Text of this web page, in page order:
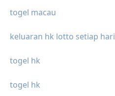
togel macau
keluaran hk lotto setiap hari
togel hk
togel hk